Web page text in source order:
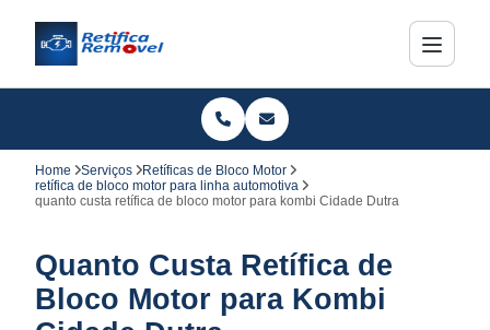
Home Serviços
Retíficas de Bloco Motor
retífica de bloco motor para linha automotiva
quanto custa retífica de bloco motor para kombi Cidade Dutra
Quanto Custa Retífica de
Bloco Motor para Kombi